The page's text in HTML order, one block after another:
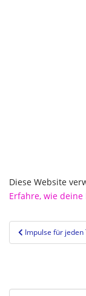
Diese Website
Erfahre, wie
Impulse für